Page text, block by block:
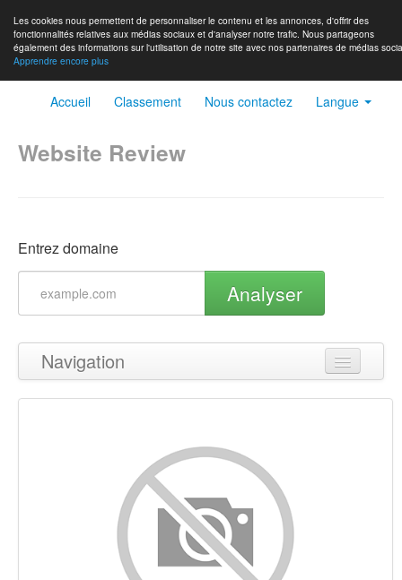
Les cookies nous permettent de personnaliser le contenu et les annonces, d'offrir des
fonctionnalités relatives aux médias sociaux et d'analyser notre trafic. Nous partageons
également des informations sur l'utilisation de notre site avec nos partenaires de médias
Apprendre encore plus
Accueil Classement Nous contactez Langue
Website Review
Entrez domaine
Analyser
Navigation
Haut de page
Mots-clefs
Ergonomie